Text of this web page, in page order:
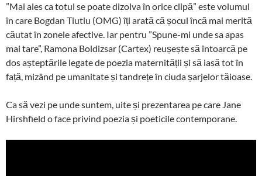
”Mai ales ca totul se poate dizolva în orice clipă” este volumul
în care Bogdan Tiutiu (OMG) îți arată că șocul încă mai merită
căutat în zonele afective. Iar pentru ”Spune-mi unde sa apas
mai tare”, Ramona Boldizsar (Cartex) reușește să întoarcă pe
dos așteptările legate de poezia maternității și să iasă tot în
față, mizând pe umanitate și tandrețe în ciuda șarjelor tăioase.
Ca să vezi pe unde suntem, uite și prezentarea pe care Jane
Hirshfield o face privind poezia și poeticile contemporane.